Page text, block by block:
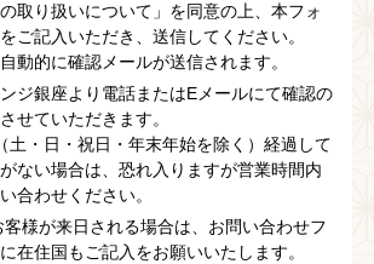
取り扱いについて」を同意の上、本フォ
ご記入いただき、送信してください。
動的に確認メールが送信されます。
ジ銀座より電話またはEメールにて確認の
せていただきます。
・日・祝日・年末年始を除く）経過して
ない場合は、恐れ入りますが営業時間内
合わせください。
客様が来日される場合は、お問い合わせフ
在住国もご記入をお願いいたします。